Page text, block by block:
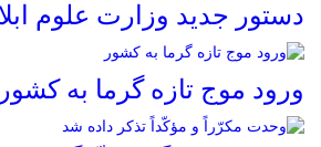
دستور جدید وزارت علوم
ورود موج تازه گرما به کشور